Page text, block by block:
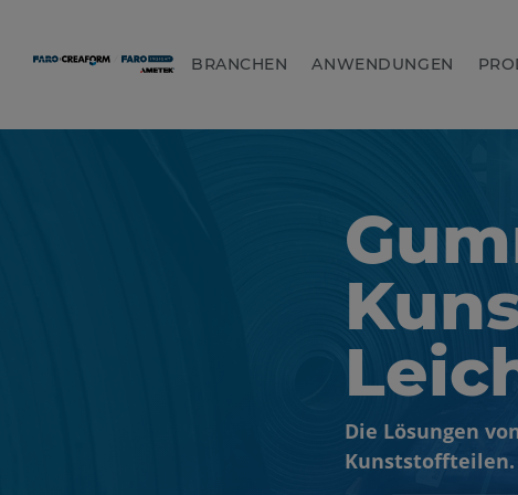
BRANCHEN ANWENDUNGEN
Die Lösungen
Kunststoffteilen.